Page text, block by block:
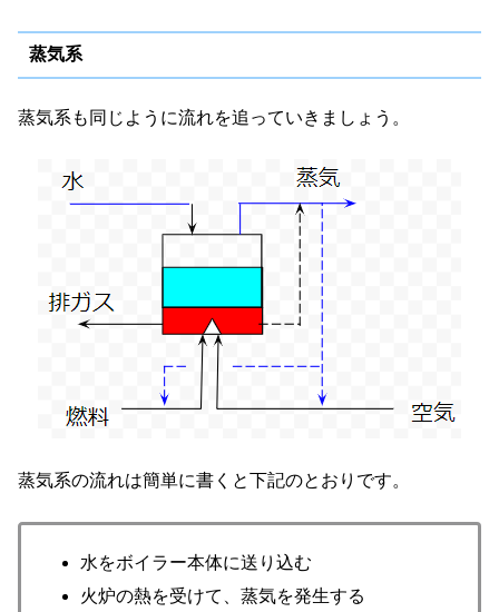
蒸気系
蒸気系も同じように流れを追っていきましょう。
蒸気系の流れは簡単に書くと下記のとおりです。
水をボイラー本体に送り込む
火炉の熱を受けて、蒸気を発生する